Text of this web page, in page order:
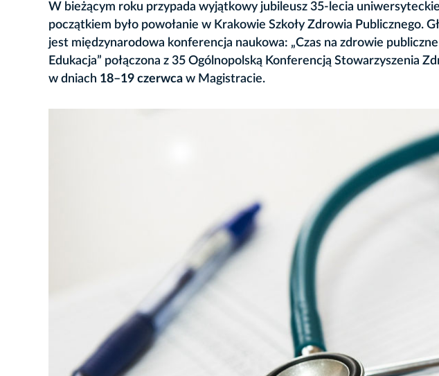
W bieżącym roku przypada wyjątkowy jubileusz 35-lecia
początkiem było powołanie w Krakowie Szkoły Zdrowia Publicznego.
jest międzynarodowa konferencja naukowa: „Czas na zdrowie
Edukacja” połączona z 35 Ogólnopolską Konferencją Stowarzyszenia
w dniach 18–19 czerwca w Magistracie.